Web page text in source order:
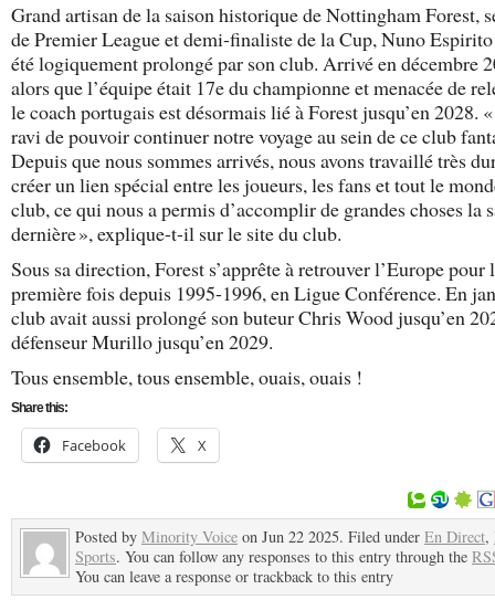
Grand artisan de la saison historique de Nottingham Forest,
de Premier League et demi-finaliste de la Cup, Nuno
été logiquement prolongé par son club. Arrivé en décembre
alors que l’équipe était 17e du championne et menacée de
le coach portugais est désormais lié à Forest jusqu’en 2028. «
ravi de pouvoir continuer notre voyage au sein de ce club
Depuis que nous sommes arrivés, nous avons travaillé très
créer un lien spécial entre les joueurs, les fans et tout le
club, ce qui nous a permis d’accomplir de grandes choses la
dernière », explique-t-il sur le site du club.
Sous sa direction, Forest s’apprête à retrouver l’Europe pour
première fois depuis 1995-1996, en Ligue Conférence. En
club avait aussi prolongé son buteur Chris Wood jusqu’en
défenseur Murillo jusqu’en 2029.
Tous ensemble, tous ensemble, ouais, ouais !
Share this:
Facebook X
Posted by Minority Voice on Jun 22 2025. Filed under En Direct,
Sports. You can follow any responses to this entry through the
You can leave a response or trackback to this entry